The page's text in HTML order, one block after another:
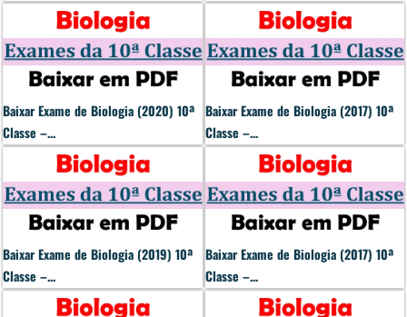
Baixar Exame de Biologia (2020) 10ª
Classe –...
Baixar Exame de Biologia (2017) 10ª
Classe –...
Baixar Exame de Biologia (2019) 10ª
Classe –...
Baixar Exame de Biologia (2017) 10ª
Classe –...